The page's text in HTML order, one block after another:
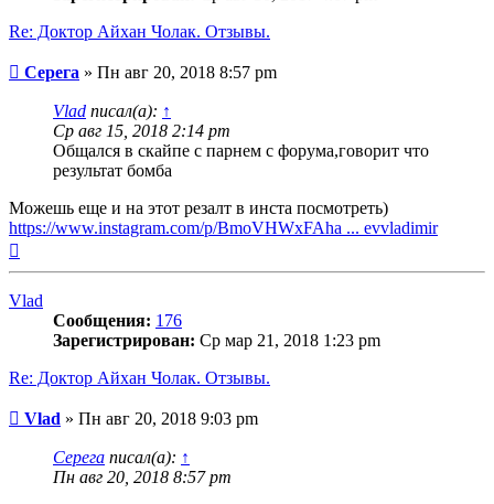
Re: Доктор Айхан Чолак. Отзывы.
Сообщение
Серега » Пн авг 20, 2018 8:57 pm
Vlad писал(а): ↑
Ср авг 15, 2018 2:14 pm
Общался в скайпе с парнем с форума,говорит что
результат бомба
Можешь еще и на этот резалт в инста посмотреть)
https://www.instagram.com/p/BmoVHWxFAha ... evvladimir
Vlad
Сообщения: 176
Зарегистрирован: Ср мар 21, 2018 1:23 pm
Re: Доктор Айхан Чолак. Отзывы.
Сообщение
Vlad » Пн авг 20, 2018 9:03 pm
Серега писал(а): ↑
Пн авг 20, 2018 8:57 pm